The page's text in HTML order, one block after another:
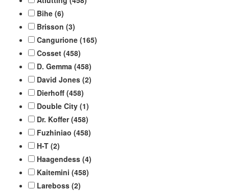
Bihe (6)
Brisson (3)
Cangurione (165)
Cosset (458)
D. Gemma (458)
David Jones (2)
Dierhoff (458)
Double City (1)
Dr. Koffer (458)
Fuzhiniao (458)
H-T (2)
Haagendess (4)
Kaitemini (458)
Lareboss (2)